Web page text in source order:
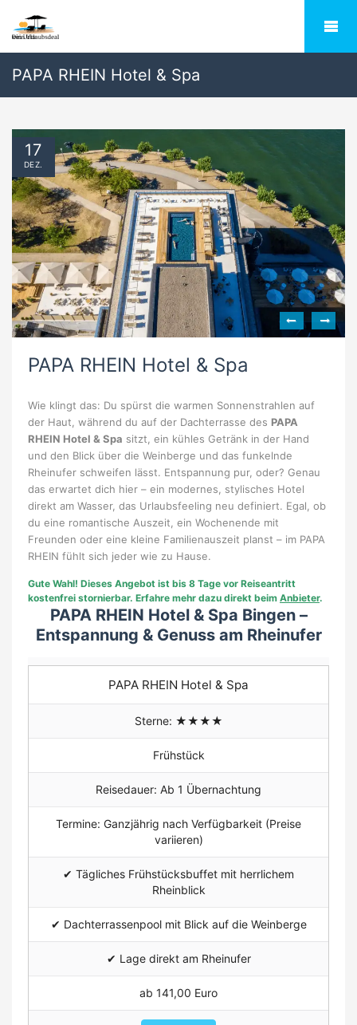
PAPA RHEIN Hotel & Spa
PAPA RHEIN Hotel & Spa
Wie klingt das: Du spürst die warmen Sonnenstrahlen auf
der Haut, während du auf der Dachterrasse des PAPA
RHEIN Hotel & Spa sitzt, ein kühles Getränk in der Hand
und den Blick über die Weinberge und das funkelnde
Rheinufer schweifen lässt. Entspannung pur, oder? Genau
das erwartet dich hier – ein modernes, stylisches Hotel
direkt am Wasser, das Urlaubsfeeling neu definiert. Egal, ob
du eine romantische Auszeit, ein Wochenende mit
Freunden oder eine kleine Familienauszeit planst – im PAPA
RHEIN fühlt sich jeder wie zu Hause.
Gute Wahl! Dieses Angebot ist bis 8 Tage vor Reiseantritt
kostenfrei stornierbar. Erfahre mehr dazu direkt beim Anbieter.
PAPA RHEIN Hotel & Spa Bingen –
Entspannung & Genuss am Rheinufer
PAPA RHEIN Hotel & Spa
Sterne: ★★★★
Frühstück
Reisedauer: Ab 1 Übernachtung
Termine: Ganzjährig nach Verfügbarkeit (Preise
variieren)
✔ Tägliches Frühstücksbuffet mit herrlichem
Rheinblick
✔ Dachterrassenpool mit Blick auf die Weinberge
✔ Lage direkt am Rheinufer
ab 141,00 Euro
17
DEZ.